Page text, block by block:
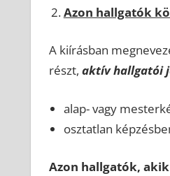
Azon hallgatók
A kiírásban
részt, aktív hallgatói
alap- vagy
osztatlan
Azon hallgatók,